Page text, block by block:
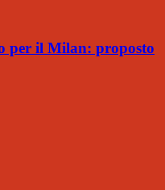
per il Milan: proposto